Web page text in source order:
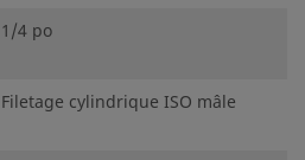
1/4 po
Filetage cylindrique ISO mâle